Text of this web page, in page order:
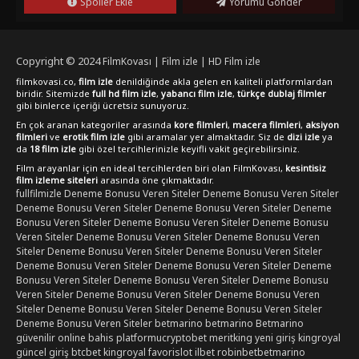
izleyicilere tarihi bir yolculuk vaat ediyor.FilmKovası sitesinden
1080p kalitesinde online izlemek için hemen film izle
kategorimize göz atabilirsiniz. İlk Göktürk, +18 film izle veya
erotik film izle gibi içeriklerden farklı olarak, tarihi ve aksiyon
dolu bir yapım olup, Netflix gibi platformlarda da yer
almaktadır.
Copyright © 2024FilmKovası | Film izle | HD Film izle
filmkovasi.co, film izle denildiğinde akla gelen en kaliteli platformlardan
biridir. Sitemizde full hd film izle, yabancı film izle, türkçe dublaj filmler
gibi binlerce içeriği ücretsiz sunuyoruz.
En çok aranan kategoriler arasında kore filmleri, macera filmleri, aksiyon
filmleri ve erotik film izle gibi aramalar yer almaktadır. Siz de dizi izle ya
da 18 film izle gibi özel tercihlerinizle keyifli vakit geçirebilirsiniz.
Film arayanlar için en ideal tercihlerden biri olan FilmKovası, kesintisiz
film izleme siteleri arasında öne çıkmaktadır.
fullfilmizle Deneme Bonusu Veren SitelerDeneme Bonusu Veren Siteler
Deneme Bonusu Veren SitelerDeneme Bonusu Veren SitelerDeneme
Bonusu Veren SitelerDeneme Bonusu Veren SitelerDeneme Bonusu
Veren SitelerDeneme Bonusu Veren SitelerDeneme Bonusu Veren
SitelerDeneme Bonusu Veren SitelerDeneme Bonusu Veren Siteler
Deneme Bonusu Veren SitelerDeneme Bonusu Veren SitelerDeneme
Bonusu Veren SitelerDeneme Bonusu Veren SitelerDeneme Bonusu
Veren SitelerDeneme Bonusu Veren SitelerDeneme Bonusu Veren
SitelerDeneme Bonusu Veren SitelerDeneme Bonusu Veren Siteler
Deneme Bonusu Veren Sitelerbetmarino betmarino Betmarino
güvenilir online bahis platformucryptobetmeritking yeni girişkingroyal
güncel girişbtcbetkingroyal favorislotilbetrobinbetbetmarino